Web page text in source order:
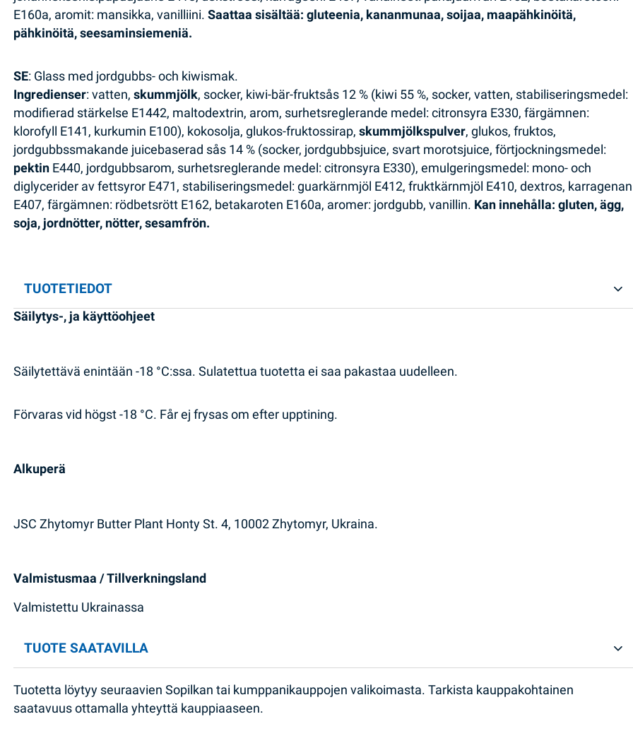
E160a, aromit: mansikka, vanilliini.Saattaa sisältää: gluteenia, kananmunaa, soijaa, maapähkinöitä,
pähkinöitä, seesaminsiemeniä.
SE: Glass med jordgubbs- och kiwismak.
Ingredienser: vatten,skummjölk, socker, kiwi-bär-fruktsås 12 % (kiwi 55 %, socker, vatten, stabiliseringsmedel:
modifierad stärkelse E1442, maltodextrin, arom, surhetsreglerande medel: citronsyra E330, färgämnen:
klorofyll E141, kurkumin E100), kokosolja, glukos-fruktossirap,skummjölkspulver, glukos, fruktos,
jordgubbssmakande juicebaserad sås 14 % (socker, jordgubbsjuice, svart morotsjuice, förtjockningsmedel:
pektin E440, jordgubbsarom, surhetsreglerande medel: citronsyra E330), emulgeringsmedel: mono- och
diglycerider av fettsyror E471, stabiliseringsmedel: guarkärnmjöl E412, fruktkärnmjöl E410, dextros, karragenan
E407, färgämnen: rödbetsrött E162, betakaroten E160a, aromer: jordgubb, vanillin. Kan innehålla: gluten, ägg,
soja, jordnötter, nötter, sesamfrön.
TUOTETIEDOT
Säilytys-, ja käyttöohjeet
Säilytettävä enintään -18 °C:ssa. Sulatettua tuotetta ei saa pakastaa uudelleen.
Förvaras vid högst -18 °C. Får ej frysas om efter upptining.
Alkuperä
JSC Zhytomyr Butter Plant Honty St. 4, 10002 Zhytomyr, Ukraina.
Valmistusmaa / Tillverkningsland
Valmistettu Ukrainassa
TUOTE SAATAVILLA
Tuotetta löytyy seuraavien Sopilkan tai kumppanikauppojen valikoimasta. Tarkista kauppakohtainen
saatavuus ottamalla yhteyttä kauppiaaseen.